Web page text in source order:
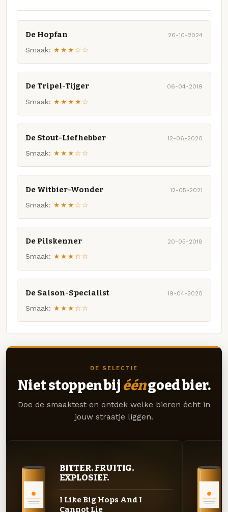
De Hopfan 26-10-2024
Smaak: ★★★☆☆
De Tripel-Tijger 06-04-2019
Smaak: ★★★★☆
De Stout-Liefhebber 12-06-2020
Smaak: ★★★☆☆
De Witbier-Wonder 12-05-2021
Smaak: ★★★☆☆
De Pilskenner 20-05-2018
Smaak: ★★★☆☆
De Saison-Specialist 19-04-2020
Smaak: ★★★☆☆
DE SELECTIE
Niet stoppen bij ééngoed bier.
Doe de smaaktest en ontdek welke bieren écht in
jouw straatje liggen.
BITTER. FRUITIG.
EXPLOSIEF.
I Like Big Hops And I
Cannot Lie